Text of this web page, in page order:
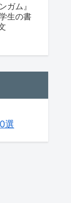
ガム』
生の書
選